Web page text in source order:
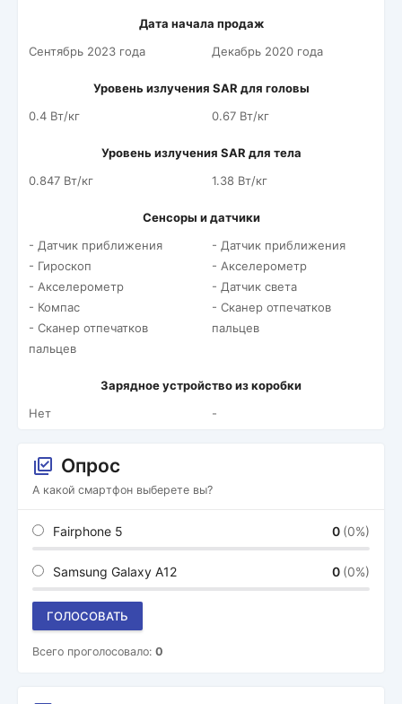
Дата начала продаж
Сентябрь 2023 года
Декабрь 2020 года
Уровень излучения SAR для головы
0.4 Вт/кг
0.67 Вт/кг
Уровень излучения SAR для тела
0.847 Вт/кг
1.38 Вт/кг
Сенсоры и датчики
- Датчик приближения
- Гироскоп
- Акселерометр
- Компас
- Сканер отпечатков
пальцев
- Датчик приближения
- Акселерометр
- Датчик света
- Сканер отпечатков
пальцев
Зарядное устройство из коробки
Нет
-
Опрос
А какой смартфон выберете вы?
Fairphone 5 0 (0%)
Samsung Galaxy A12 0 (0%)
ГОЛОСОВАТЬ
Всего проголосовало: 0